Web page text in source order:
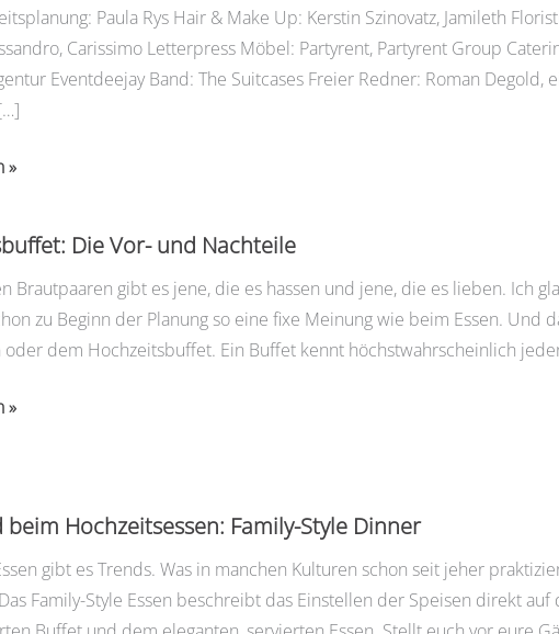
Paula Rys Hair & Make Up: Kerstin Szinovatz, Jamileth
Carissimo Letterpress Möbel: Partyrent, Partyrent Group
Eventdeejay Band: The Suitcases Freier Redner: Roman
»
Die Vor- und Nachteile
Brautpaaren gibt es jene, die es hassen und jene, die es lieben. Ich
zu Beginn der Planung so eine fixe Meinung wie beim Essen. Und
oder dem Hochzeitsbuffet. Ein Buffet kennt höchstwahrscheinlich
»
beim Hochzeitsessen: Family-Style Dinner
gibt es Trends. Was in manchen Kulturen schon seit jeher
Family-Style Essen beschreibt das Einstellen der Speisen direkt